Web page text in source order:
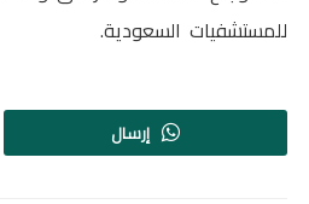
للمستشفيات السعودية.
إرسال